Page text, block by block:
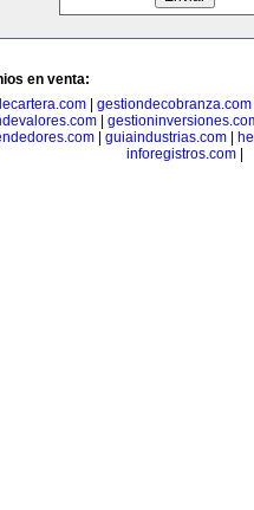
en venta:
| gestiondecobranza.com
|
guiaindustrias.com
inforegistros.com|